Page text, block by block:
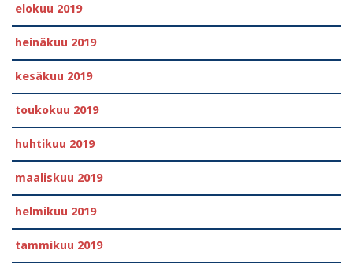
elokuu 2019
heinäkuu 2019
kesäkuu 2019
toukokuu 2019
huhtikuu 2019
maaliskuu 2019
helmikuu 2019
tammikuu 2019